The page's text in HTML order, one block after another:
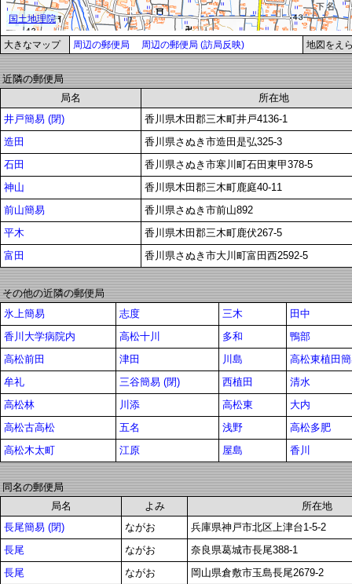
大きなマップ 周辺の郵便局 周辺の郵便局 (訪局反映) 地図をえ
近隣の郵便局
局名
所在地
井戸簡易 (閉)
香川県木田郡三木町井戸4136-1
造田
香川県さぬき市造田是弘325-3
石田
香川県さぬき市寒川町石田東甲378-5
神山
香川県木田郡三木町鹿庭40-11
前山簡易
香川県さぬき市前山892
平木
香川県木田郡三木町鹿伏267-5
富田
香川県さぬき市大川町富田西2592-5
その他の近隣の郵便局
氷上簡易
志度 三木
田中
香川大学病院内
高松十川 多和
鴨部
高松前田
津田 川島
高松東植田
牟礼
三谷簡易 (閉) 西植田
清水
高松林
川添 高松東
大内
高松古高松
五名 浅野
高松多肥
高松木太町
江原 屋島 香川
同名の郵便局
局名
よみ
所在地
長尾簡易 (閉)
ながお
兵庫県神戸市北区上津台1-5-2
長尾
ながお
奈良県葛城市長尾388-1
長尾
ながお
岡山県倉敷市玉島長尾2679-2